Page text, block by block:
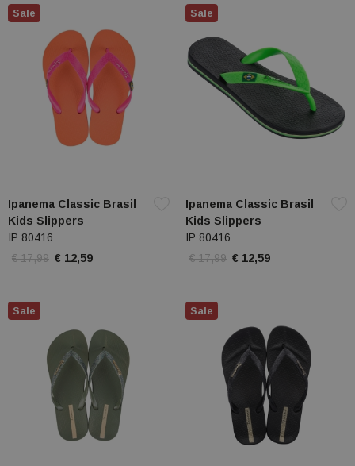
Ipanema Classic Brasil
Kids Slippers
IP 80416
€ 17,99 € 12,59
Sale
Ipanema Classic Brasil
Kids Slippers
IP 80416
€ 17,99 € 12,59
Sale
Sale Sale